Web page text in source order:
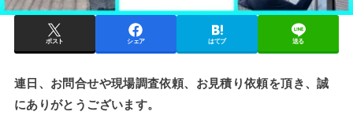
ポスト シェア はてブ 送る
連日、お問合せや現場調査依頼、お見積り依頼を頂き、誠
にありがとうございます。